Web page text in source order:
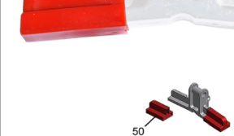
ELEKTRONARZĘDZIA